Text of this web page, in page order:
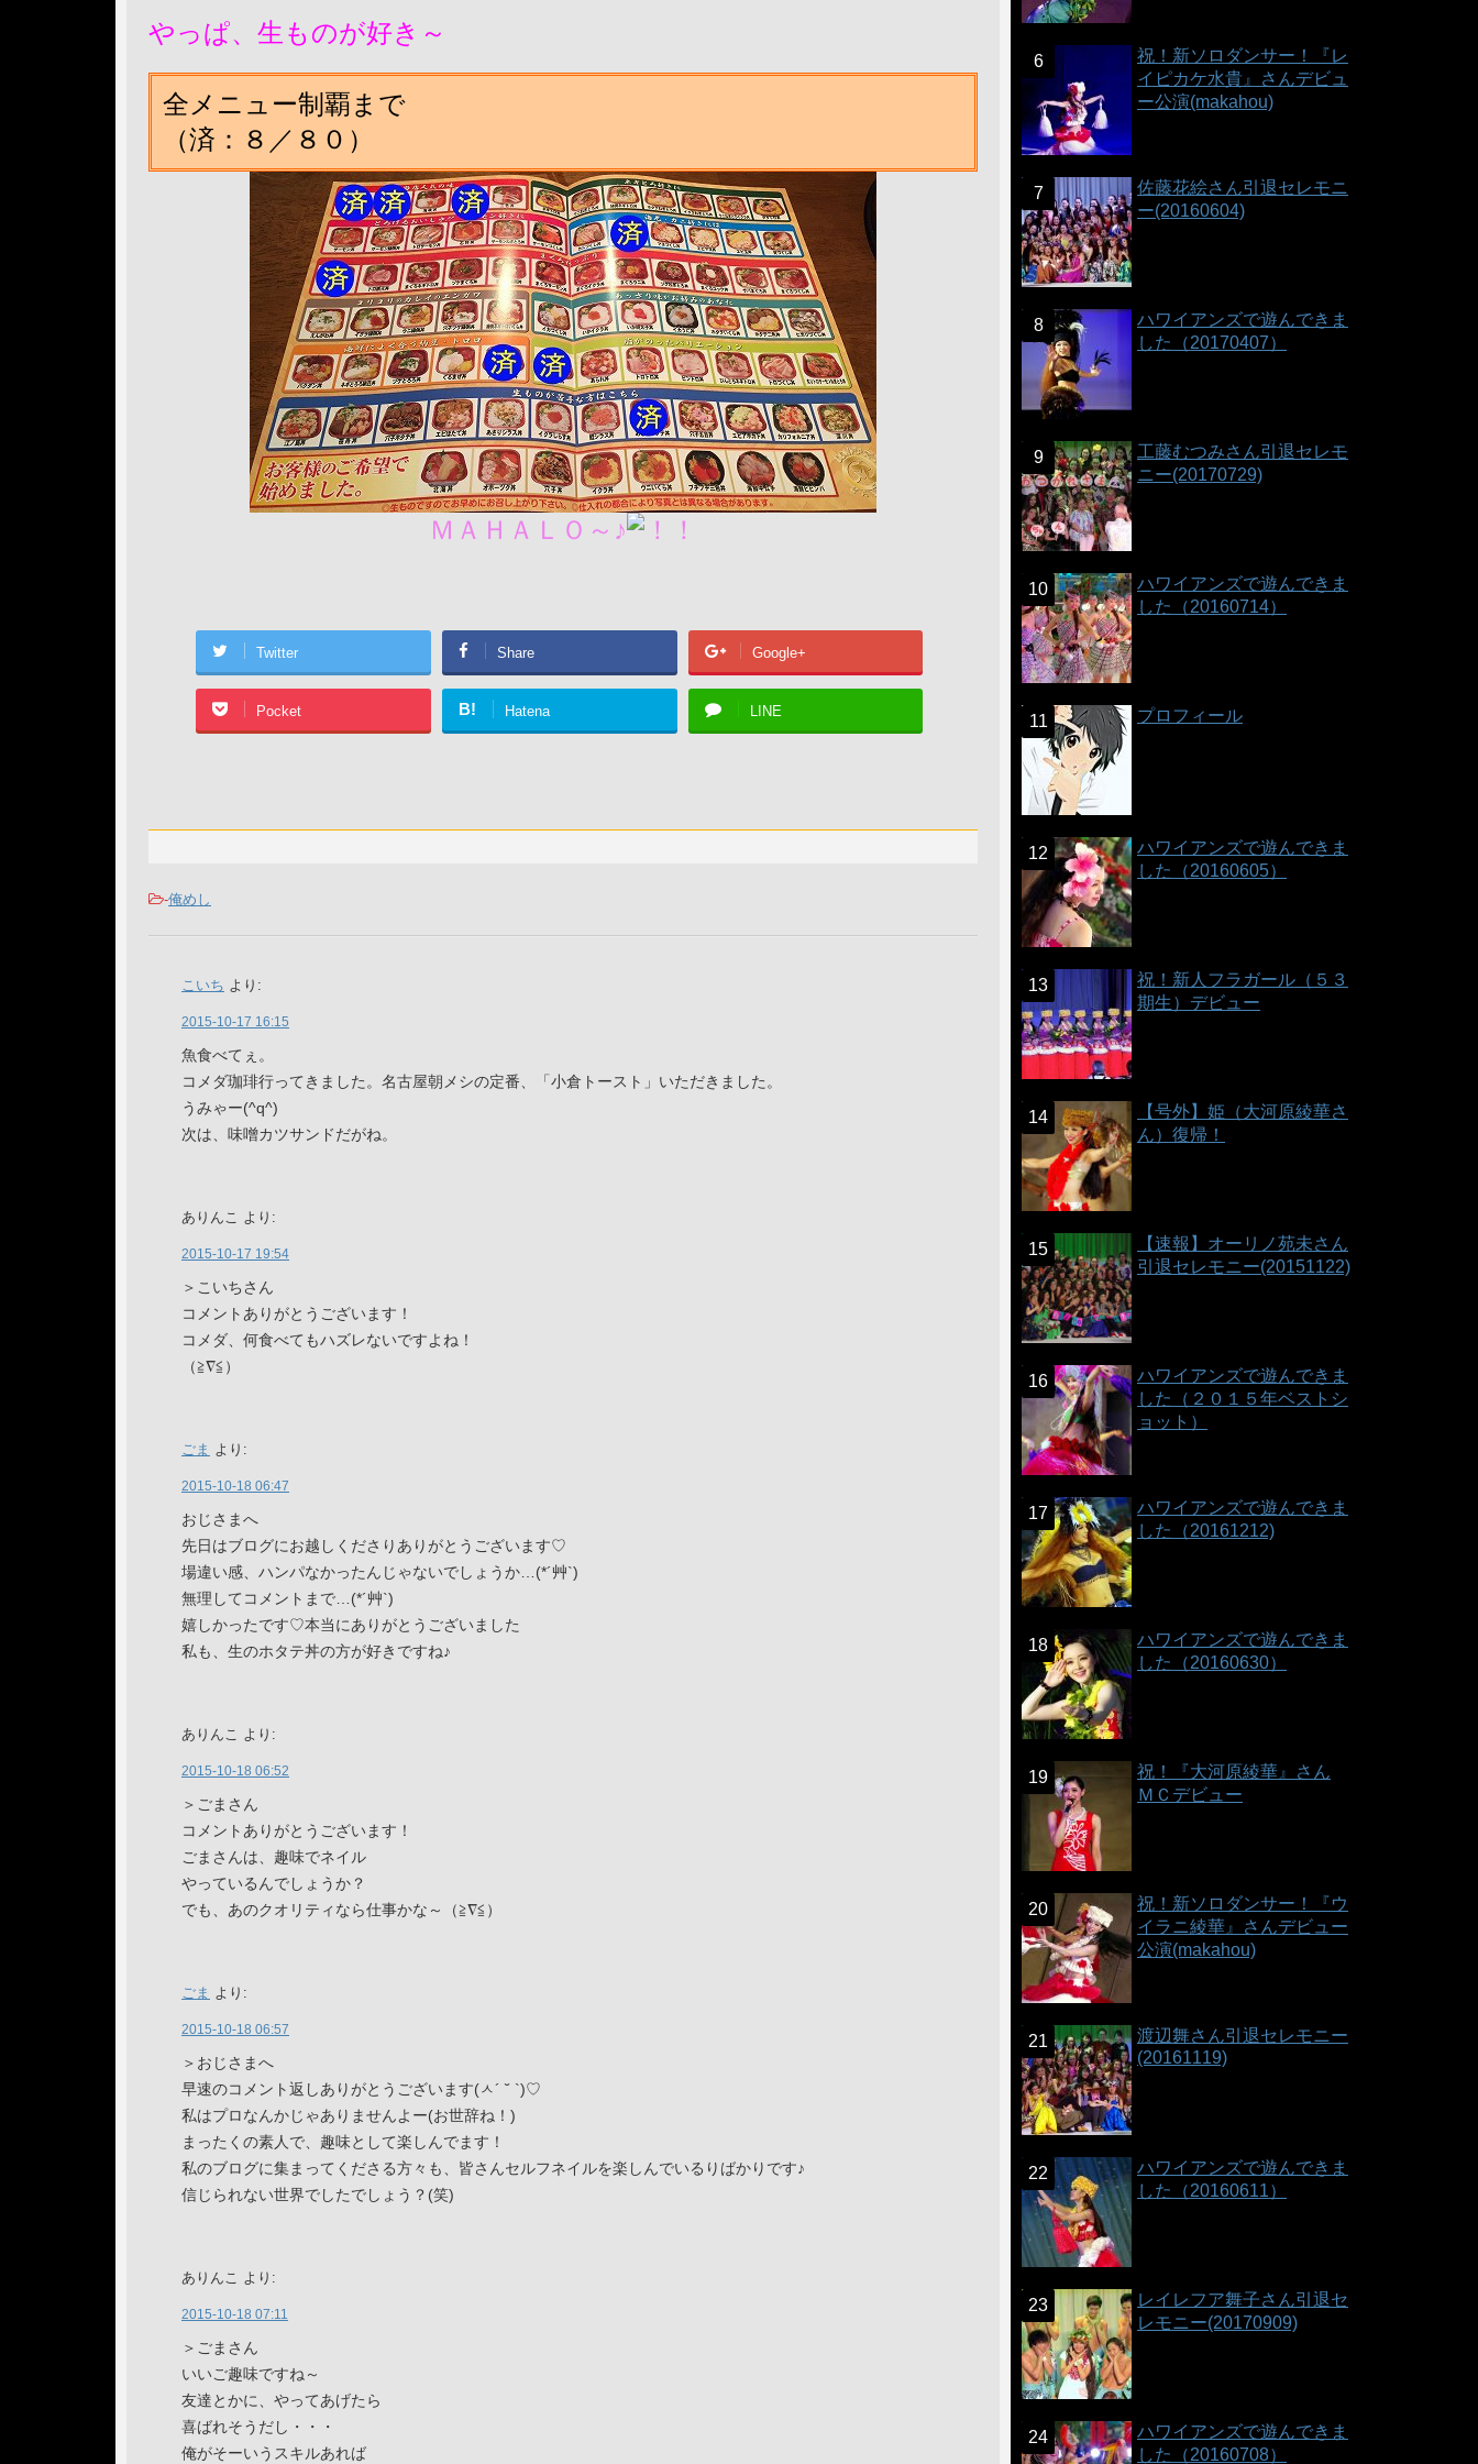
やっぱ、生ものが好き～
全メニュー制覇まで
（済：８／８０）
ＭＡＨＡＬＯ～♪
Twitter Share Google+
Pocket B! Hatena LINE
-俺めし
こいち より:
2015-10-17 16:15
魚食べてぇ。
コメダ珈琲行ってきました。名古屋朝メシの定番、「小倉トースト」いただきました。
うみゃー(^q^)
次は、味噌カツサンドだがね。
ありんこ より:
2015-10-17 19:54
＞こいちさん
コメントありがとうございます！
コメダ、何食べてもハズレないですよね！
（≧∇≦）
ごま より:
2015-10-18 06:47
おじさまへ
先日はブログにお越しくださりありがとうございます♡
場違い感、ハンパなかったんじゃないでしょうか…(*´艸`)
無理してコメントまで…(*´艸`)
嬉しかったです♡本当にありがとうございました
私も、生のホタテ丼の方が好きですね♪
ありんこ より:
2015-10-18 06:52
＞ごまさん
コメントありがとうございます！
ごまさんは、趣味でネイル
やっているんでしょうか？
でも、あのクオリティなら仕事かな～（≧∇≦）
ごま より:
2015-10-18 06:57
＞おじさまへ
早速のコメント返しありがとうございます(ㅅ´ ˘ `)♡
私はプロなんかじゃありませんよー(お世辞ね！)
まったくの素人で、趣味として楽しんでます！
私のブログに集まってくださる方々も、皆さんセルフネイルを楽しんでいるりばかりです♪
信じられない世界でしたでしょう？(笑)
ありんこ より:
2015-10-18 07:11
＞ごまさん
いいご趣味ですね～
友達とかに、やってあげたら
喜ばれそうだし・・・
俺がそーいうスキルあれば
祝！新ソロダンサー！『レ
イピカケ水貴』さんデビュ
ー公演(makahou)
佐藤花絵さん引退セレモニ
ー(20160604)
ハワイアンズで遊んできま
した（20170407）
工藤むつみさん引退セレモ
ニー(20170729)
ハワイアンズで遊んできま
した（20160714）
プロフィール
ハワイアンズで遊んできま
した（20160605）
祝！新人フラガール（５３
期生）デビュー
【号外】姫（大河原綾華さ
ん）復帰！
【速報】オーリノ苑未さん
引退セレモニー(20151122)
ハワイアンズで遊んできま
した（２０１５年ベストシ
ョット）
ハワイアンズで遊んできま
した（20161212)
ハワイアンズで遊んできま
した（20160630）
祝！『大河原綾華』さん
ＭＣデビュー
祝！新ソロダンサー！『ウ
イラニ綾華』さんデビュー
公演(makahou)
渡辺舞さん引退セレモニー
(20161119)
ハワイアンズで遊んできま
した（20160611）
レイレフア舞子さん引退セ
レモニー(20170909)
ハワイアンズで遊んできま
した（20160708）